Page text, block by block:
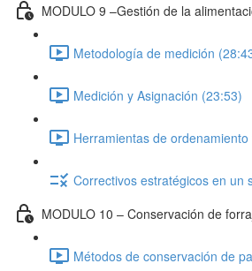
MODULO 9 –Gestión de la
Metodología de medición
Medición y Asignación (23:53)
Herramientas de
Correctivos estratégicos en un
MODULO 10 – Conservación de
Métodos de conservación de